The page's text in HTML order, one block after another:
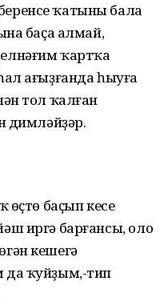
ҡатыны бала
баҫа алмай,
ҡартҡа
ағыҙғанда һыуға
тол ҡалған
димләйҙәр.
өҫтө баҫып кесе
иргә барғансы, оло
кешегә
да ҡуйҙым,-тип